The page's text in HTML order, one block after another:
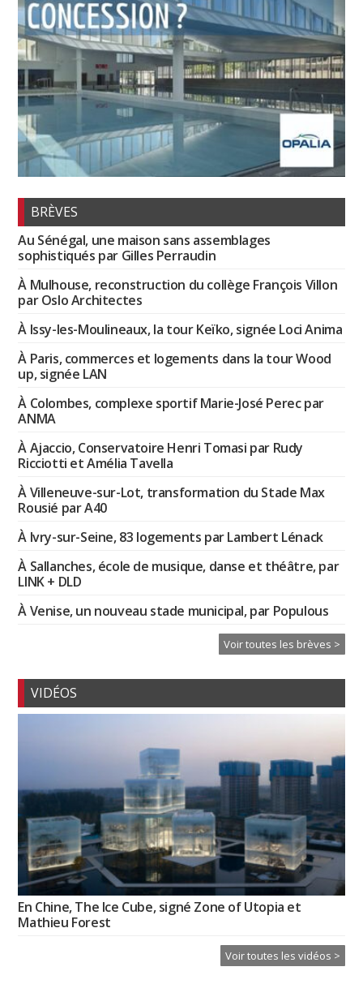
BRÈVES
Au Sénégal, une maison sans assemblages
sophistiqués par Gilles Perraudin
À Mulhouse, reconstruction du collège François Villon
par Oslo Architectes
À Issy-les-Moulineaux, la tour Keïko, signée Loci Anima
À Paris, commerces et logements dans la tour Wood
up, signée LAN
À Colombes, complexe sportif Marie-José Perec par
ANMA
À Ajaccio, Conservatoire Henri Tomasi par Rudy
Ricciotti et Amélia Tavella
À Villeneuve-sur-Lot, transformation du Stade Max
Rousié par A40
À Ivry-sur-Seine, 83 logements par Lambert Lénack
À Sallanches, école de musique, danse et théâtre, par
LINK + DLD
À Venise, un nouveau stade municipal, par Populous
Voir toutes les brèves >
VIDÉOS
En Chine, The Ice Cube, signé Zone of Utopia et
Mathieu Forest
Voir toutes les vidéos >